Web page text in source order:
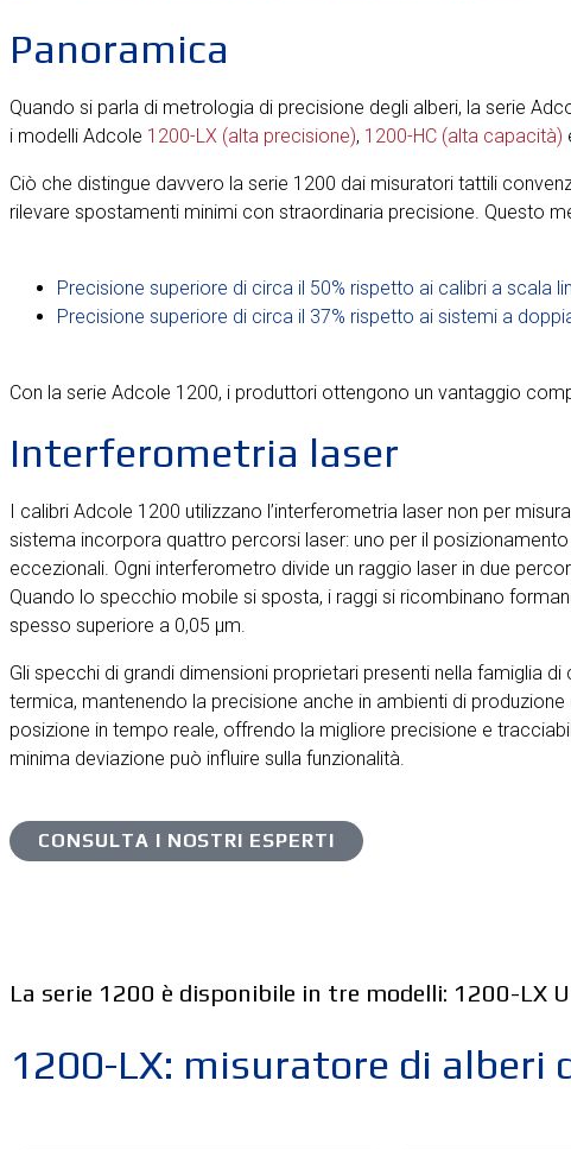
Panoramica
Quando si parla di metrologia di precisione degli alberi, la serie
i modelli Adcole 1200-LX (alta precisione), 1200-HC (alta capacità)
Ciò che distingue davvero la serie 1200 dai misuratori tattili
rilevare spostamenti minimi con straordinaria precisione. Questo
Precisione superiore di circa il 50% rispetto ai calibri a scala
Precisione superiore di circa il 37% rispetto ai sistemi a
Con la serie Adcole 1200, i produttori ottengono un vantaggio
Interferometria laser
I calibri Adcole 1200 utilizzano l’interferometria laser non per
sistema incorpora quattro percorsi laser: uno per il
eccezionali. Ogni interferometro divide un raggio laser in due
Quando lo specchio mobile si sposta, i raggi si ricombinano
spesso superiore a 0,05 µm.
Gli specchi di grandi dimensioni proprietari presenti nella famiglia
termica, mantenendo la precisione anche in ambienti di
posizione in tempo reale, offrendo la migliore precisione e
minima deviazione può influire sulla funzionalità.
CONSULTA I NOSTRI ESPERTI
La serie 1200 è disponibile in tre modelli: 1200-LX
1200-LX: misuratore di alberi